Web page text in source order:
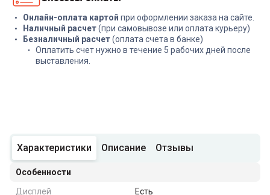
Онлайн-оплата картой при оформлении заказа на сайте.
Наличный расчет(при самовывозе или оплата курьеру)
Безналичный расчет(оплата счета в банке)
Оплатить счет нужно в течение 5 рабочих дней после
выставления.
Характеристики Описание Отзывы
Особенности
Дисплей
Есть